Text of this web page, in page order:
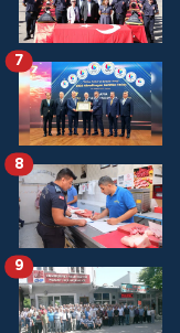
7
8
9